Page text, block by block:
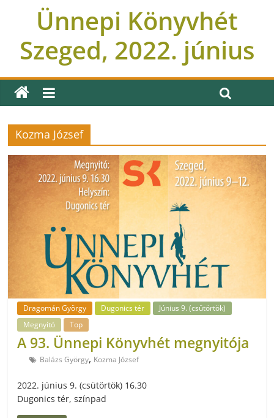
Ünnepi Könyvhét
Szeged, 2022. június
Kozma József
Dragomán György Dugonics tér
Június 9. (csütörtök)
Megnyitó
Top
A 93. Ünnepi Könyvhét megnyitója
Balázs György, Kozma József
2022. június 9. (csütörtök) 16.30
Dugonics tér, színpad